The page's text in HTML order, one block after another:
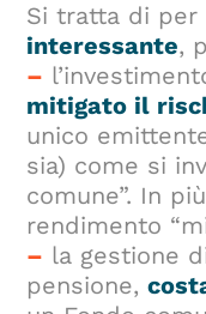
Si tratta di per
interessante,
–
mitigato il
unico
sia) come si
comune”. In
rendimento
– la gestione
pensione,